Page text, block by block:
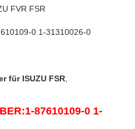
FVR FSR
0 1-31310026-0
für ISUZU FSR
1-87610109-0 1-